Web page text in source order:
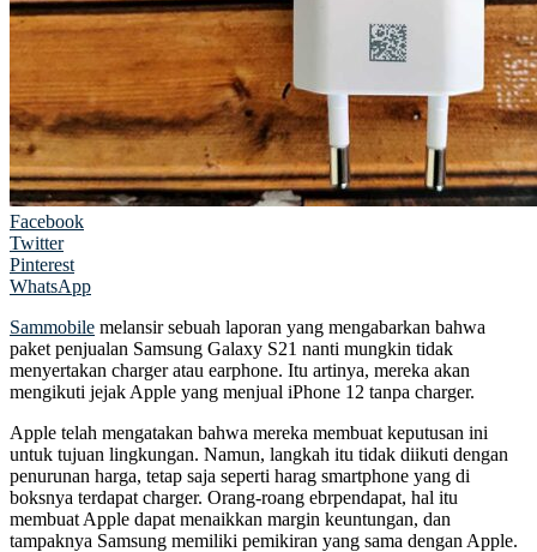
Facebook
Twitter
Pinterest
WhatsApp
Sammobile melansir sebuah laporan yang mengabarkan bahwa
paket penjualan Samsung Galaxy S21 nanti mungkin tidak
menyertakan charger atau earphone. Itu artinya, mereka akan
mengikuti jejak Apple yang menjual iPhone 12 tanpa charger.
Apple telah mengatakan bahwa mereka membuat keputusan ini
untuk tujuan lingkungan. Namun, langkah itu tidak diikuti dengan
penurunan harga, tetap saja seperti harag smartphone yang di
boksnya terdapat charger. Orang-roang ebrpendapat, hal itu
membuat Apple dapat menaikkan margin keuntungan, dan
tampaknya Samsung memiliki pemikiran yang sama dengan Apple.